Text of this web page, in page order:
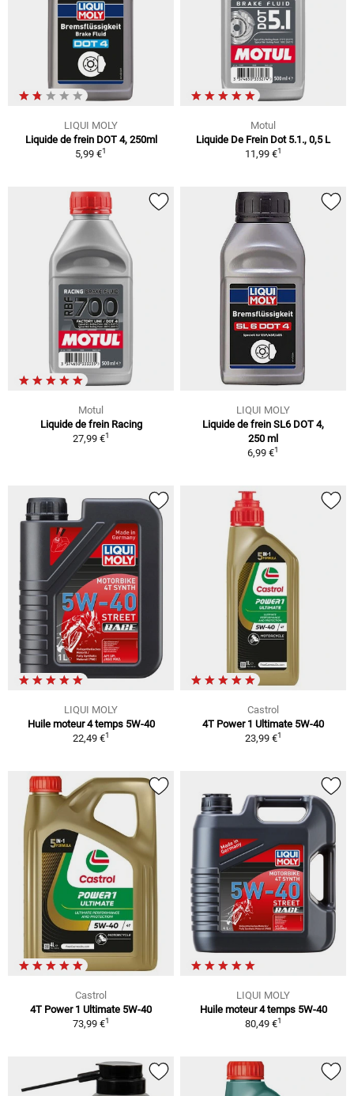
LIQUI MOLY
Liquide de frein DOT 4, 250ml
5,99 €1
Motul
Liquide De Frein Dot 5.1., 0,5 L
11,99 €1
Motul
Liquide de frein Racing
27,99 €1
LIQUI MOLY
Liquide de frein SL6 DOT 4,
250 ml
6,99 €1
LIQUI MOLY
Huile moteur 4 temps 5W-40
22,49 €1
Castrol
4T Power 1 Ultimate 5W-40
23,99 €1
Castrol
4T Power 1 Ultimate 5W-40
73,99 €1
LIQUI MOLY
Huile moteur 4 temps 5W-40
80,49 €1